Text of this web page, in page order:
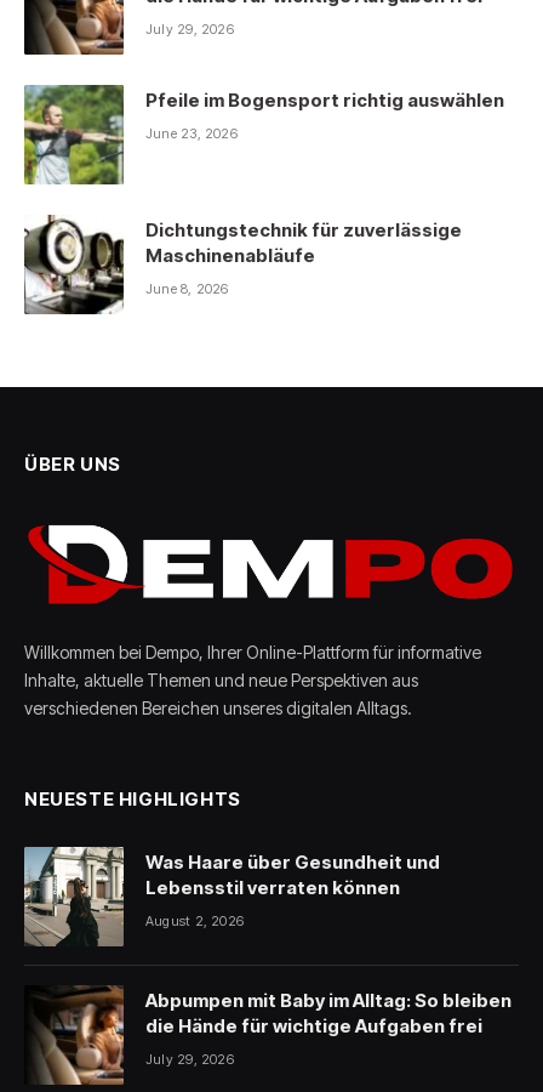
July 29, 2026
Pfeile im Bogensport richtig auswählen
June 23, 2026
Dichtungstechnik für zuverlässige
Maschinenabläufe
June 8, 2026
ÜBER UNS
Willkommen bei Dempo, Ihrer Online-Plattform für informative
Inhalte, aktuelle Themen und neue Perspektiven aus
verschiedenen Bereichen unseres digitalen Alltags.
NEUESTE HIGHLIGHTS
Was Haare über Gesundheit und
Lebensstil verraten können
August 2, 2026
Abpumpen mit Baby im Alltag: So bleiben
die Hände für wichtige Aufgaben frei
July 29, 2026